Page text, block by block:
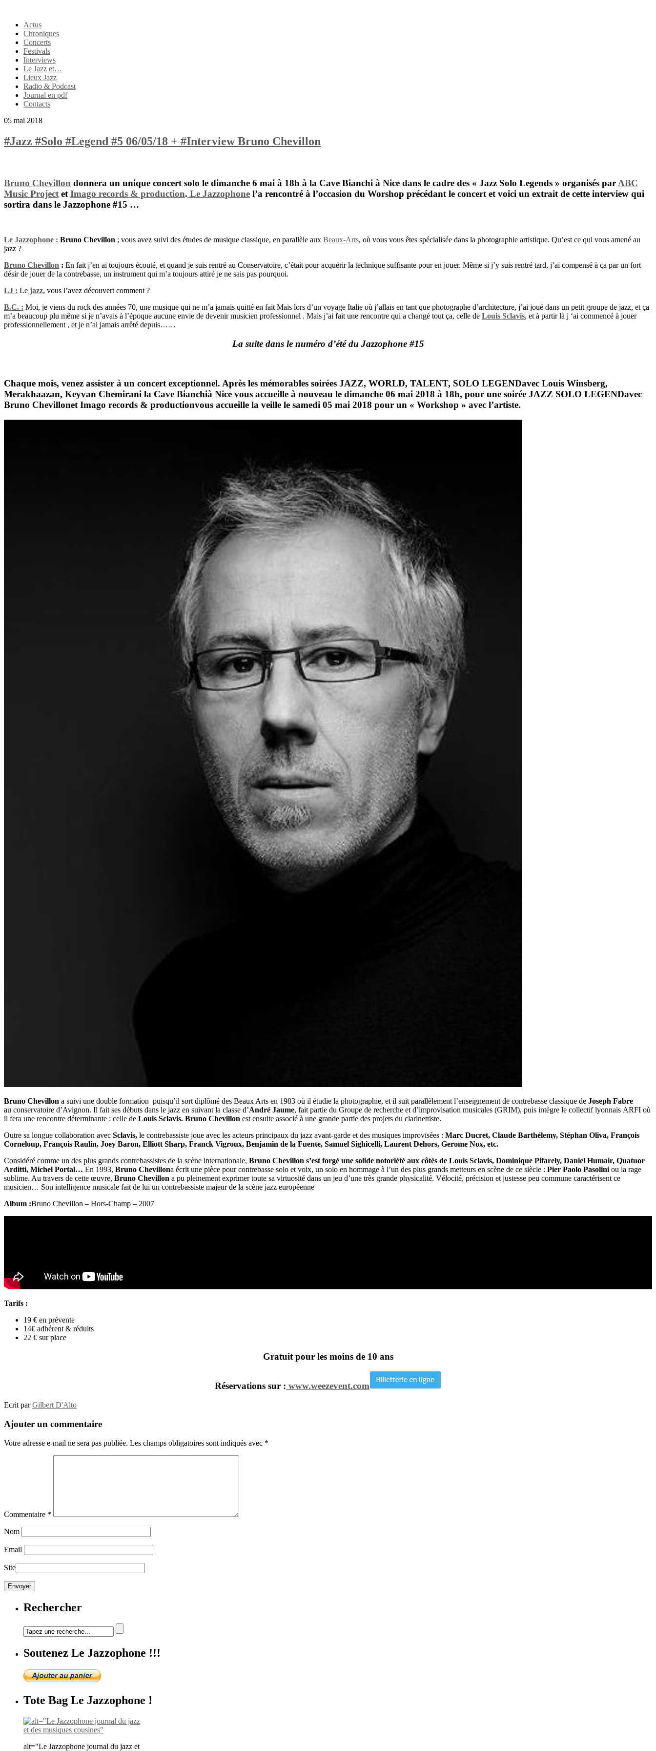
Actus
Chroniques
Concerts
Festivals
Interviews
Le Jazz et…
Lieux Jazz
Radio & Podcast
Journal en pdf
Contacts
05 mai 2018
#Jazz #Solo #Legend #5 06/05/18 + #Interview Bruno Chevillon
Bruno Chevillon donnera un unique concert solo le dimanche 6 mai à 18h à la Cave Bianchi à Nice dans le cadre des « Jazz Solo Legends » organisés par ABC
Music Project et Imago records & production. Le Jazzophone l’a rencontré à l’occasion du Worshop précédant le concert et voici un extrait de cette interview qui
sortira dans le Jazzophone #15 …
Le Jazzophone : Bruno Chevillon ; vous avez suivi des études de musique classique, en parallèle aux Beaux-Arts, où vous vous êtes spécialisée dans la photographie artistique. Qu’est ce qui vous amené au
jazz ?
Bruno Chevillon : En fait j’en ai toujours écouté, et quand je suis rentré au Conservatoire, c’était pour acquérir la technique suffisante pour en jouer. Même si j’y suis rentré tard, j’ai compensé à ça par un fort
désir de jouer de la contrebasse, un instrument qui m’a toujours attiré je ne sais pas pourquoi.
LJ : Le jazz, vous l’avez découvert comment ?
B.C. : Moi, je viens du rock des années 70, une musique qui ne m’a jamais quitté en fait Mais lors d’un voyage Italie où j’allais en tant que photographe d’architecture, j’ai joué dans un petit groupe de jazz, et ça
m’a beaucoup plu même si je n’avais à l’époque aucune envie de devenir musicien professionnel . Mais j’ai fait une rencontre qui a changé tout ça, celle de Louis Sclavis, et à partir là j ‘ai commencé à jouer
professionnellement , et je n’ai jamais arrêté depuis……
La suite dans le numéro d’été du Jazzophone #15
Chaque mois, venez assister à un concert exceptionnel. Après les mémorables soirées JAZZ, WORLD, TALENT, SOLO LEGENDavec Louis Winsberg,
Merakhaazan, Keyvan Chemirani la Cave Bianchià Nice vous accueille à nouveau le dimanche 06 mai 2018 à 18h, pour une soirée JAZZ SOLO LEGENDavec
Bruno ChevillonetImago records & productionvous accueille la veille le samedi 05 mai 2018 pour un « Workshop » avec l’artiste.
Bruno Chevillon a suivi une double formation puisqu’il sort diplômé des Beaux Arts en 1983 où il étudie la photographie, et il suit parallèlement l’enseignement de contrebasse classique de Joseph Fabre
au conservatoire d’Avignon. Il fait ses débuts dans le jazz en suivant la classe d’André Jaume, fait partie du Groupe de recherche et d’improvisation musicales (GRIM), puis intègre le collectif lyonnais ARFI où
il fera une rencontre déterminante : celle de Louis Sclavis. Bruno Chevillon est ensuite associé à une grande partie des projets du clarinettiste.
Outre sa longue collaboration avec Sclavis, le contrebassiste joue avec les acteurs principaux du jazz avant-garde et des musiques improvisées : Marc Ducret, Claude Barthélemy, Stéphan Oliva, François
Corneloup, François Raulin, Joey Baron, Elliott Sharp, Franck Vigroux, Benjamin de la Fuente, Samuel Sighicelli, Laurent Dehors, Gerome Nox, etc.
Considéré comme un des plus grands contrebassistes de la scène internationale, Bruno Chevillon s’est forgé une solide notoriété aux côtés de Louis Sclavis, Dominique Pifarely, Daniel Humair, Quatuor
Arditti, Michel Portal… En 1993, Bruno Chevillona écrit une pièce pour contrebasse solo et voix, un solo en hommage à l’un des plus grands metteurs en scène de ce siècle : Pier Paolo Pasolini ou la rage
sublime. Au travers de cette œuvre, Bruno Chevillon a pu pleinement exprimer toute sa virtuosité dans un jeu d’une très grande physicalité. Vélocité, précision et justesse peu commune caractérisent ce
musicien… Son intelligence musicale fait de lui un contrebassiste majeur de la scène jazz européenne
Album :Bruno Chevillon – Hors-Champ – 2007
Tarifs :
19 € en prévente
14€ adhérent & réduits
22 € sur place
Gratuit pour les moins de 10 ans
Réservations sur : www.weezevent.com
Ecrit parGilbert D'Alto
Ajouter un commentaire
Votre adresse e-mail ne sera pas publiée. Les champs obligatoires sont indiqués avec *
Commentaire *
Nom
Email
Site
Rechercher
Soutenez Le Jazzophone !!!
Tote Bag Le Jazzophone !
alt="Le Jazzophone journal du jazz et